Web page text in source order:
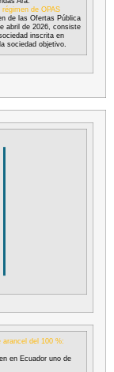
de OPAS
de las Ofertas Pública
abril de 2026, consiste
inscrita en
sociedad objetivo.
del 100 %:
en Ecuador uno de